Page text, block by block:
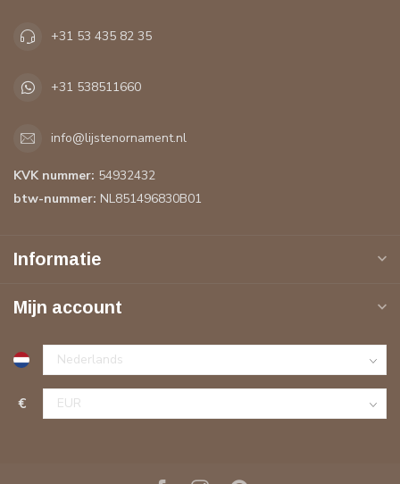
+31 53 435 82 35
+31 538511660
info@lijstenornament.nl
KVK nummer: 54932432
btw-nummer: NL851496830B01
Informatie
Mijn account
€